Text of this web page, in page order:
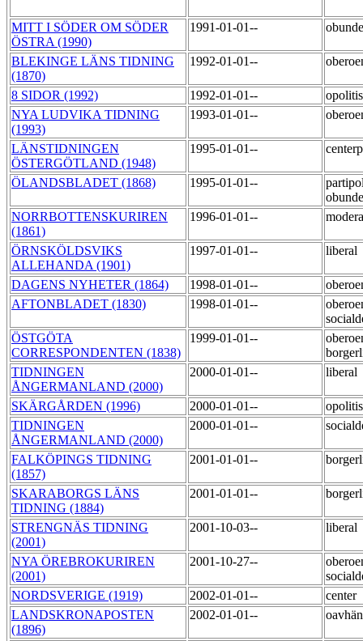
MITT I SÖDER OM SÖDER
ÖSTRA (1990)
1991-01-01--
BLEKINGE LÄNS TIDNING
(1870)
1992-01-01--
8 SIDOR (1992) 1992-01-01--
NYA LUDVIKA TIDNING
(1993)
1993-01-01--
LÄNSTIDNINGEN
ÖSTERGÖTLAND (1948)
1995-01-01--
ÖLANDSBLADET (1868) 1995-01-01--
NORRBOTTENSKURIREN
(1861)
1996-01-01--
ÖRNSKÖLDSVIKS
ALLEHANDA (1901)
1997-01-01-- liberal
DAGENS NYHETER (1864) 1998-01-01--
AFTONBLADET (1830)
1998-01-01--
ÖSTGÖTA
CORRESPONDENTEN (1838)
1999-01-01--
TIDNINGEN
ÅNGERMANLAND (2000)
2000-01-01-- liberal
SKÄRGÅRDEN (1996) 2000-01-01--
TIDNINGEN
ÅNGERMANLAND (2000)
2000-01-01--
FALKÖPINGS TIDNING
(1857)
2001-01-01--
SKARABORGS LÄNS
TIDNING (1884)
2001-01-01--
STRENGNÄS TIDNING
(2001)
2001-10-03-- liberal
NYA ÖREBROKURIREN
(2001)
2001-10-27--
NORDSVERIGE (1919)
2002-01-01--
center
LANDSKRONAPOSTEN
(1896)
2002-01-01--